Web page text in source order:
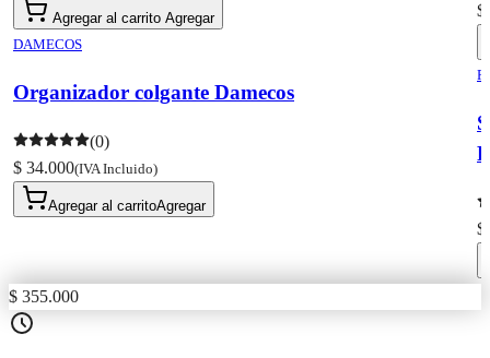
Agregar al carrito Agregar
DAMECOS
Organizador colgante Damecos
(0)
$ 34.000(IVA Incluido)
Agregar al carritoAgregar
$
$
$ 355.000